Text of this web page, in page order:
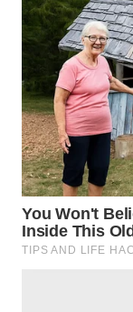
WN
NUSANTARA
WN
JOGJA
WN
JATIM
WN
BALI